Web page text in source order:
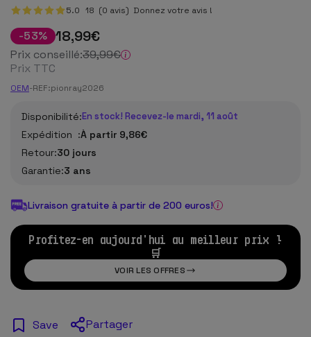
5.0 18 (0 avis) Donnez votre avis !
-53% 18,99€
Prix conseillé:39,99€
Prix TTC
OEM-REF:pionray2026
Disponibilité:En stock! Recevez-le mardi, 11 août
Expédition :À partir 9,86€
Retour:30 jours
Garantie:3 ans
Livraison gratuite à partir de 200 euros!
Profitez-en aujourd'hui au meilleur prix !
🛒
VOIR LES OFFRES
Save Partager